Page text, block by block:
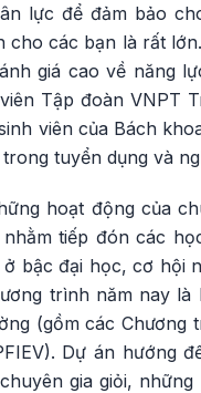
lực để đảm bảo
cho các bạn là rất
giá cao về năng
Tập đoàn VNPT
viên của Bách
tuyển dụng và
hoạt động của
tiếp đón các
bậc đại học, cơ hội
trình năm nay
(gồm các Chương
Dự án hướng
gia giỏi,